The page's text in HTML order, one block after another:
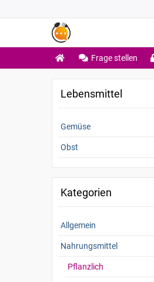
Frage stellen
Lebensmittel
Gemüse
Obst
Kategorien
Allgemein
Nahrungsmittel
Pflanzlich